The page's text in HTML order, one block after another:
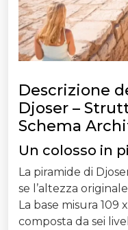
Descrizione
Djoser –
Schema
Un colosso in
La piramide di
se l’altezza
La base misura 109
composta da sei